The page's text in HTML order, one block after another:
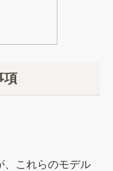
項
、これらのモデル